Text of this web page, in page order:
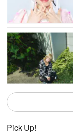
Pick Up!